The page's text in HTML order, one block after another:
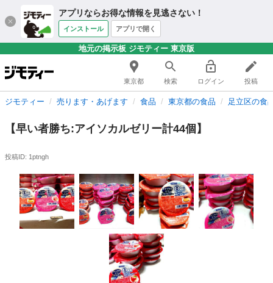
アプリならお得な情報を見逃さない！
インストール アプリで開く
地元の掲示板 ジモティー 東京版
東京都 検索 ログイン 投稿
ジモティー 売ります・あげます 食品 東京都の食品 足立区の食
【早い者勝ち:アイソカルゼリー計44個】
投稿ID: 1ptngh